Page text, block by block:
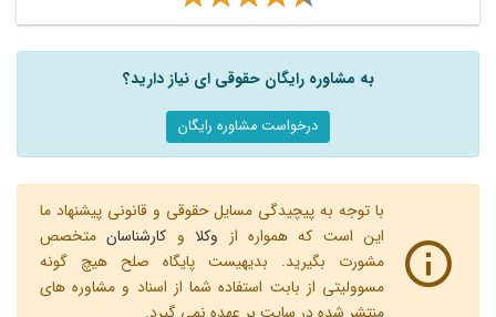
به مشاوره رایگان حقوقی ای نیاز دارید؟
درخواست مشاوره رایگان
با توجه به پیچیدگی مسایل حقوقی و قانونی پیشنهاد ما
این است که همواره از وکلاو کارشناسانمتخصص
مشورت بگیرید. بدیهیست پایگاه صلح هیچ گونه
مسوولیتی از بابت استفاده شما از اسناد و مشاوره های